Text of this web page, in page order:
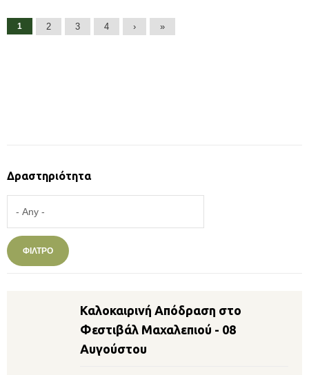
Σελίδες
1 2 3 4 › »
Δραστηριότητα
Καλοκαιρινή Απόδραση στο
Φεστιβάλ Μαχαλεπιού - 08
Αυγούστου